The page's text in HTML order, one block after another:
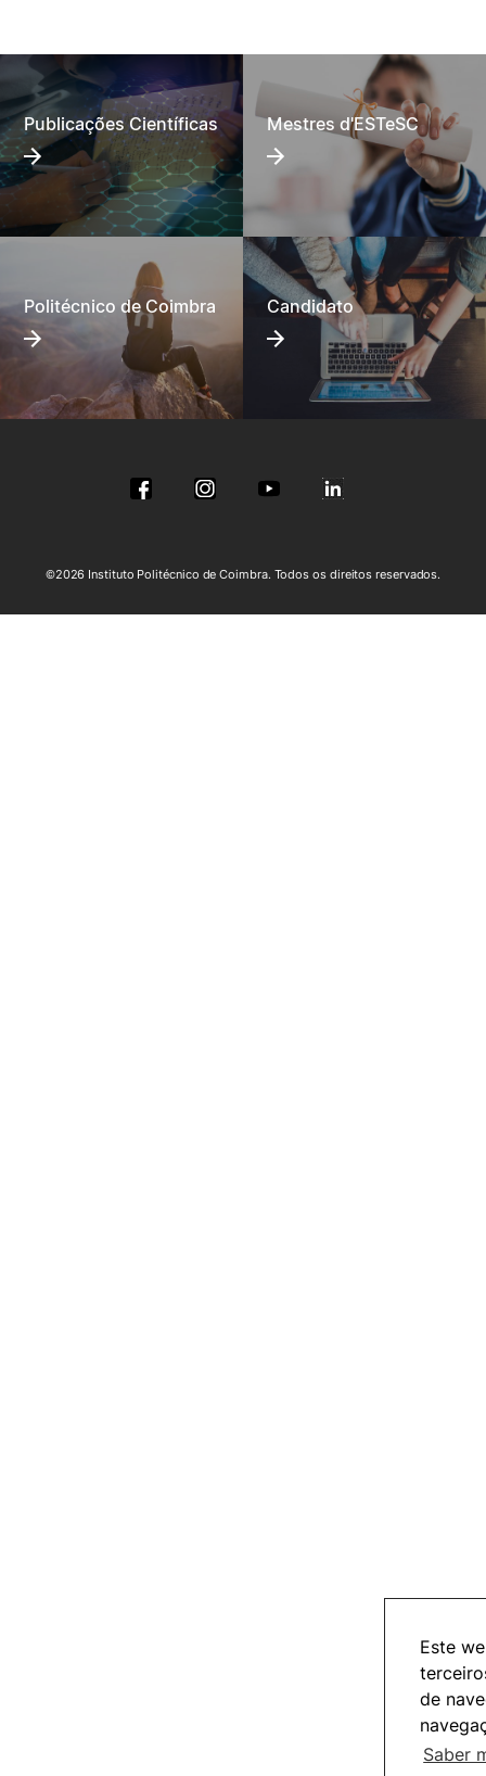
Este
de
Saber
Publicações Científicas Mestres d'ESTeSC
Politécnico de Coimbra Candidato
©2026 Instituto Politécnico de Coimbra. Todos os direitos reservados.